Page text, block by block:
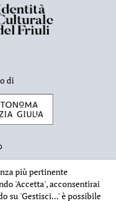
di
più pertinente
'Accetta', acconsentirai
su 'Gestisci...'è possibile